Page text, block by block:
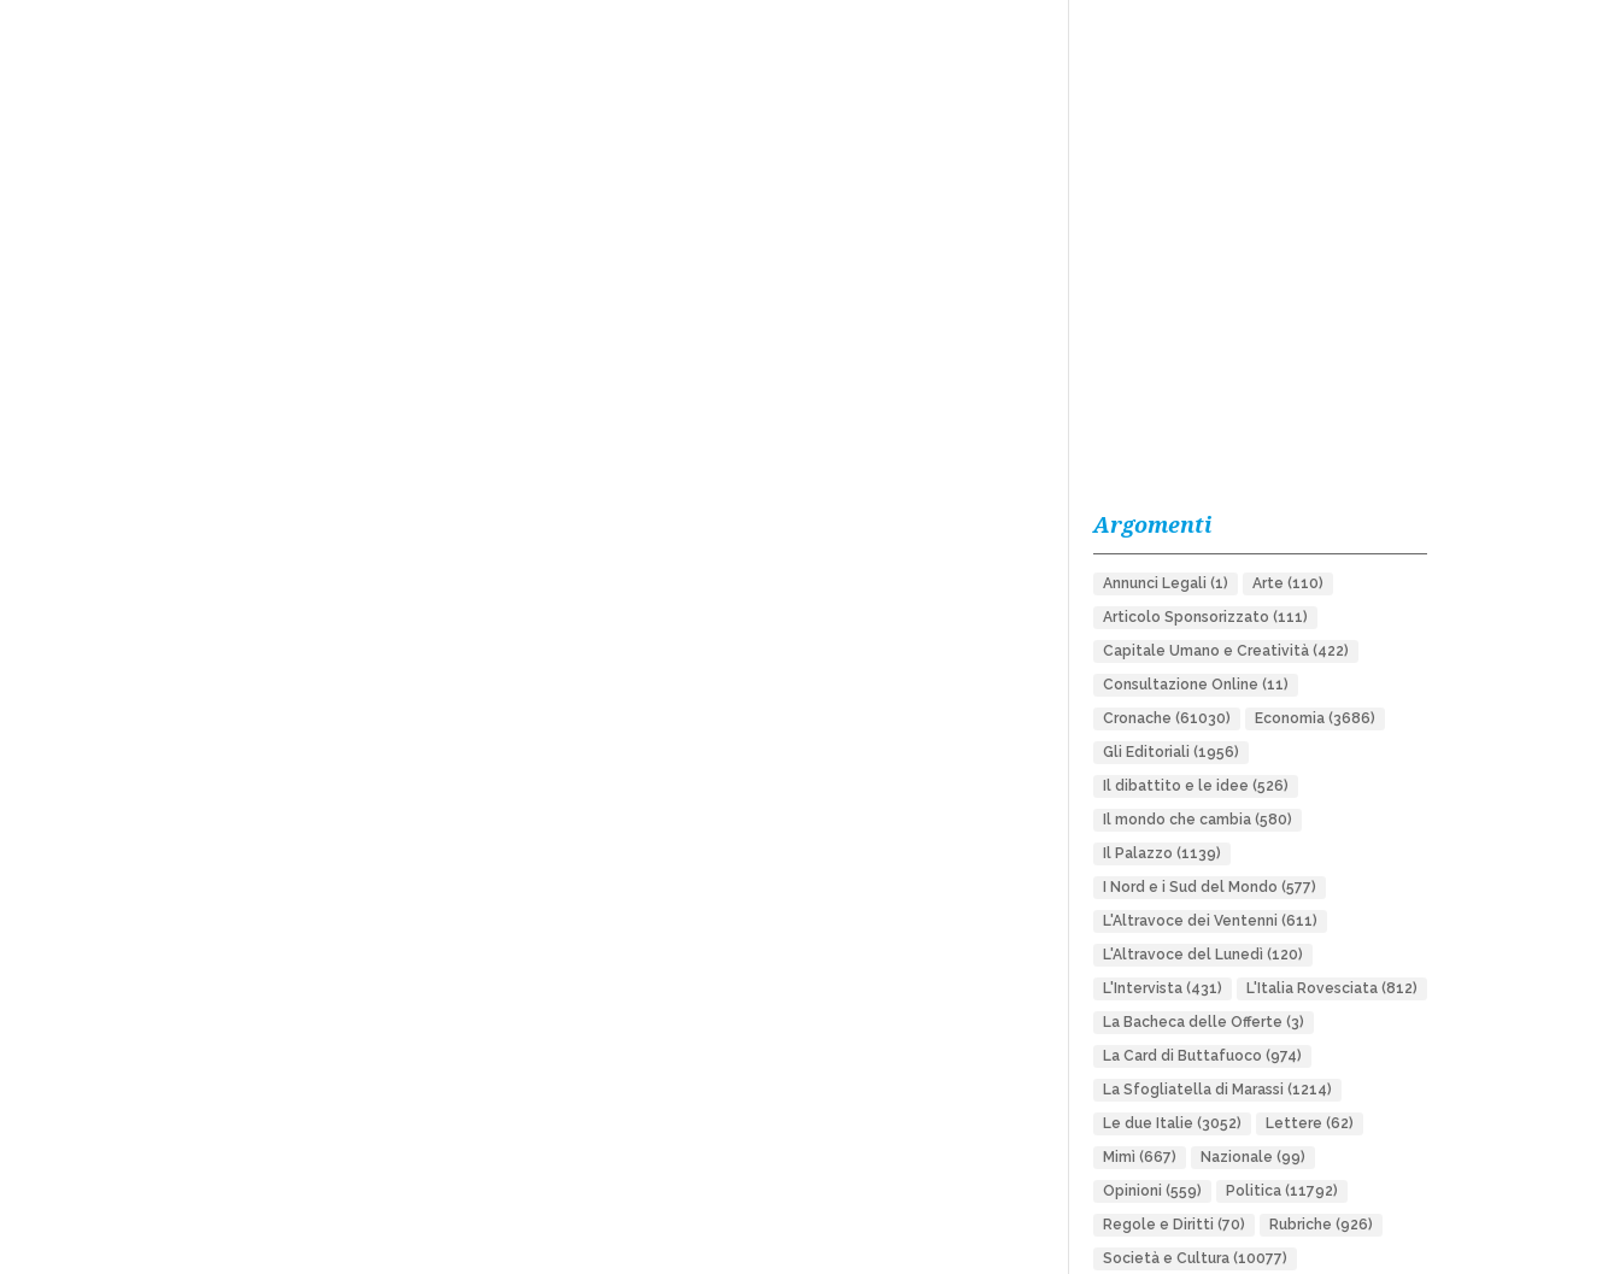
Argomenti
Annunci Legali (1) Arte (110)
Articolo Sponsorizzato (111)
Capitale Umano e Creatività(422)
Consultazione Online (11)
Cronache (61030) Economia(3686)
Gli Editoriali (1956)
Il dibattito e le idee (526)
Il mondo che cambia(580)
Il Palazzo (1139)
I Nord e i Sud del Mondo (577)
L'Altravoce dei Ventenni (611)
L'Altravoce del Lunedì (120)
L'Intervista(431) L'Italia Rovesciata(812)
La Bacheca delle Offerte (3)
La Card di Buttafuoco (974)
La Sfogliatella di Marassi (1214)
Le due Italie (3052) Lettere (62)
Mimì (667) Nazionale (99)
Opinioni (559) Politica(11792)
Regole e Diritti (70) Rubriche (926)
Società e Cultura(10077)